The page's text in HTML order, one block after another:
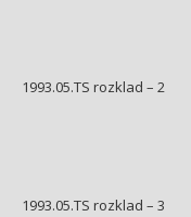
1993.05.TS rozklad – 2
1993.05.TS rozklad – 3